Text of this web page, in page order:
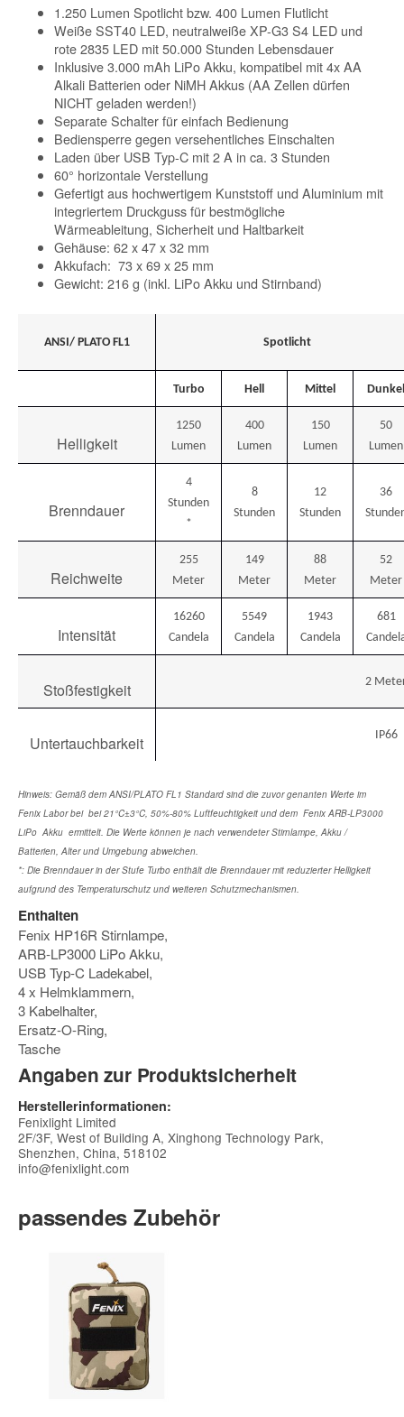
1.250 Lumen Spotlicht bzw. 400 Lumen Flutlicht
Weiße SST40 LED, neutralweiße XP-G3 S4 LED und
rote 2835 LED mit 50.000 Stunden Lebensdauer
Inklusive 3.000 mAh LiPo Akku, kompatibel mit 4x AA
Alkali Batterien oder NiMH Akkus (AA Zellen dürfen
NICHT geladen werden!)
Separate Schalter für einfach Bedienung
Bediensperre gegen versehentliches Einschalten
Laden über USB Typ-C mit 2 A in ca. 3 Stunden
60° horizontale Verstellung
Gefertigt aus hochwertigem Kunststoff und Aluminium mit
integriertem Druckguss für bestmögliche
Wärmeableitung, Sicherheit und Haltbarkeit
Gehäuse: 62 x 47 x 32 mm
Akkufach: 73 x 69 x 25 mm
Gewicht: 216 g (inkl. LiPo Akku und Stirnband)
ANSI/ PLATO FL1 Spotlicht
Turbo Hell Mittel Dunkel
Helligkeit
1250
Lumen
400
Lumen
150
Lumen
50
Lumen
Brenndauer
4
Stunden
*
8
Stunden
12
Stunden
36
Reichweite
255
Meter
149
Meter
88
Meter
52
Meter
Intensität
16260
Candela
5549
Candela
1943
Candela
681
Stoßfestigkeit 2
Untertauchbarkeit IP66
Hinweis: Gemäß dem ANSI/PLATO FL1 Standard sind die zuvor genanten Werte im
Fenix Labor bei bei 21°C±3°C, 50%-80% Luftfeuchtigkeit und dem Fenix ARB-LP3000
LiPo Akku ermittelt. Die Werte können je nach verwendeter Stirnlampe, Akku /
Batterien, Alter und Umgebung abweichen.
*: Die Brenndauer in der Stufe Turbo enthält die Brenndauer mit reduzierter Helligkeit
aufgrund des Temperaturschutz und weiteren Schutzmechanismen.
Enthalten
Fenix HP16R Stirnlampe,
ARB-LP3000 LiPo Akku,
USB Typ-C Ladekabel,
4 x Helmklammern,
3 Kabelhalter,
Ersatz-O-Ring,
Tasche
Angaben zur Produktsicherheit
Herstellerinformationen:
Fenixlight Limited
2F/3F, West of Building A, Xinghong Technology Park,
Shenzhen, China, 518102
info@fenixlight.com
passendes Zubehör